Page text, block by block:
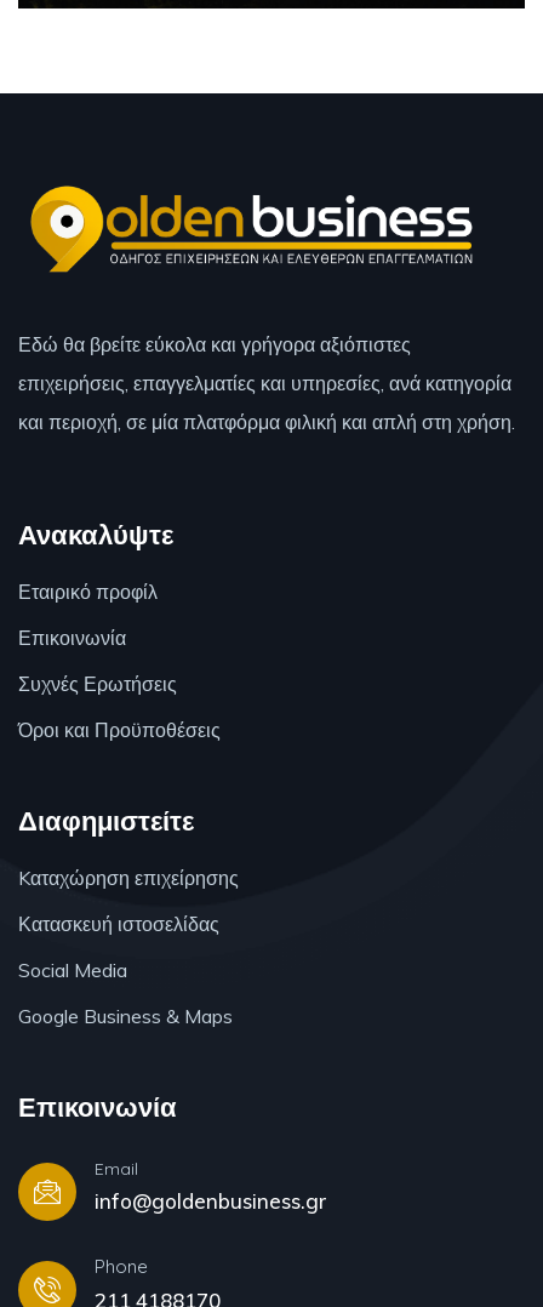
Εδώ θα βρείτε εύκολα και γρήγορα αξιόπιστες
επιχειρήσεις, επαγγελματίες και υπηρεσίες, ανά κατηγορία
και περιοχή, σε μία πλατφόρμα φιλική και απλή στη χρήση.
Ανακαλύψτε
Εταιρικό προφίλ
Επικοινωνία
Συχνές Ερωτήσεις
Όροι και Προϋποθέσεις
Διαφημιστείτε
Kαταχώρηση επιχείρησης
Κατασκευή ιστοσελίδας
Social Media
Google Business & Maps
Επικοινωνία
Email
info@goldenbusiness.gr
Phone
211 4188170